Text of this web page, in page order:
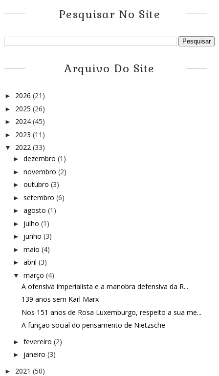
Pesquisar No Site
Arquivo Do Site
► 2026 (21)
► 2025 (26)
► 2024 (45)
► 2023 (11)
▼ 2022 (33)
► dezembro (1)
► novembro (2)
► outubro (3)
► setembro (6)
► agosto (1)
► julho (1)
► junho (3)
► maio (4)
► abril (3)
▼ março (4)
A ofensiva imperialista e a manobra defensiva da R...
139 anos sem Karl Marx
Nos 151 anos de Rosa Luxemburgo, respeito a sua me...
A função social do pensamento de Nietzsche
► fevereiro (2)
► janeiro (3)
► 2021 (50)